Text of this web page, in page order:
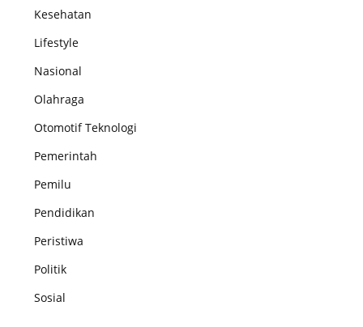
Kesehatan
Lifestyle
Nasional
Olahraga
Otomotif Teknologi
Pemerintah
Pemilu
Pendidikan
Peristiwa
Politik
Sosial